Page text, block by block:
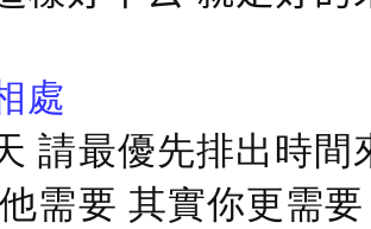
處
請最優先排出時
需要 其實你更需要